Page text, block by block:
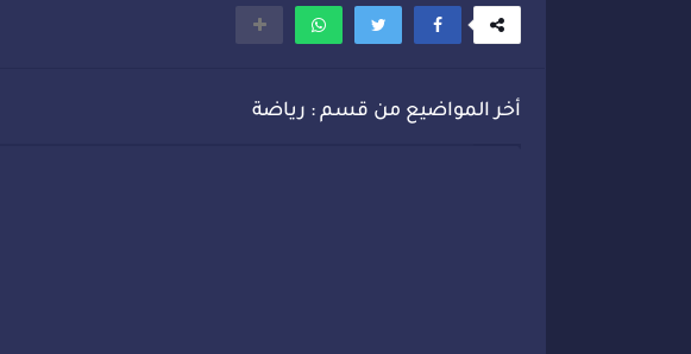
أخر المواضيع من قسم : رياضة